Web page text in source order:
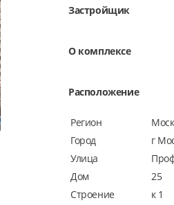
Застройщик
О комплексе
Расположение
Регион
Город
г
Улица
Дом
25
Строение
к 1